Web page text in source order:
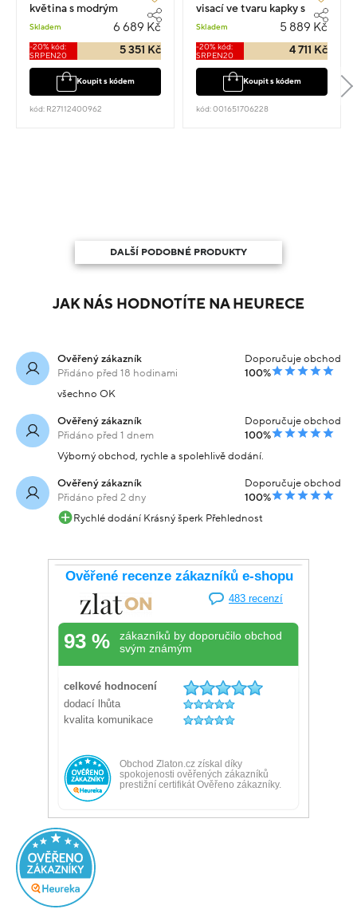
květina s modrým
kamenem 1.5cm 1.95g
Skladem 6 689 Kč
-20% kód:
SRPEN20
5 351 Kč
Koupit s kódem
kód: R27112400962
visací ve tvaru kapky s
kamenem 1.5cm 1.25g
Skladem 5 889 Kč
-20% kód:
SRPEN20
4 711 Kč
Koupit s kódem
kód: 001651706228
DALŠÍ PODOBNÉ PRODUKTY
JAK NÁS HODNOTÍTE NA HEURECE
Ověřený zákazník
Přidáno před 18 hodinami
Doporučuje obchod
100%
všechno OK
Ověřený zákazník
Přidáno před 1 dnem
Doporučuje obchod
100%
Výborný obchod, rychle a spolehlivě dodání.
Ověřený zákazník
Přidáno před 2 dny
Doporučuje obchod
100%
Rychlé dodání Krásný šperk Přehlednost